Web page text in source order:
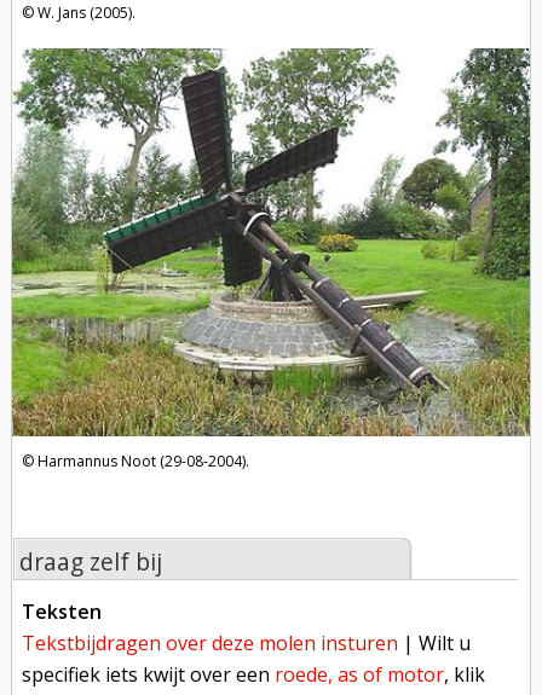
W. Jans (2005).
Harmannus Noot (29-08-2004).
draag zelf bij
teksten
tekstbijdragen over deze molen insturen | Wilt u
specifiek iets kwijt over een roede, as of motor, klik